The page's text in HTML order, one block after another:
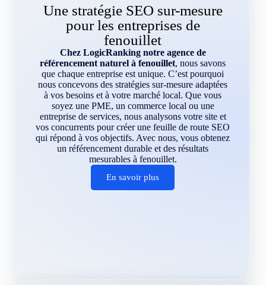
Une stratégie SEO sur-mesure
pour les entreprises de
fenouillet
Chez LogicRanking notre agence de
référencement naturel à fenouillet, nous savons
que chaque entreprise est unique. C’est pourquoi
nous concevons des stratégies sur-mesure adaptées
à vos besoins et à votre marché local. Que vous
soyez une PME, un commerce local ou une
entreprise de services, nous analysons votre site et
vos concurrents pour créer une feuille de route SEO
qui répond à vos objectifs. Avec nous, vous obtenez
un référencement durable et des résultats
mesurables à fenouillet.
En savoir plus